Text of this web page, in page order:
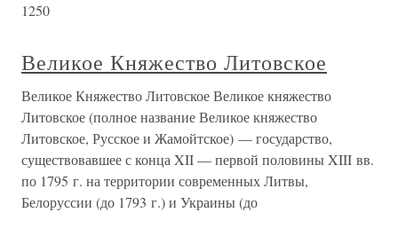
1250
Великое Княжество Литовское
Великое Княжество Литовское Великое княжество
Литовское (полное название Великое княжество
Литовское, Русское и Жамойтское) — государство,
существовавшее с конца XII — первой половины XIII вв.
по 1795 г. на территории современных Литвы,
Белоруссии (до 1793 г.) и Украины (до